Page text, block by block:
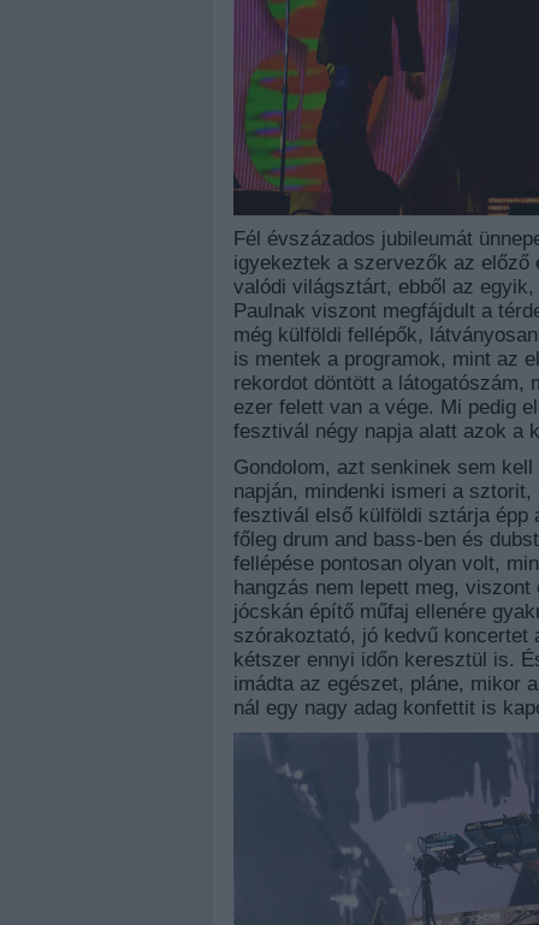
Fél évszázados jubileumát
igyekeztek a szervezők az előző
valódi világsztárt, ebből az
Paulnak viszont megfájdult a
még külföldi fellépők,
is mentek a programok, mint az
rekordot döntött a látogatószám,
ezer felett van a vége. Mi pedig
fesztivál négy napja alatt azok a
Gondolom, azt senkinek sem
napján, mindenki ismeri a
fesztivál első külföldi sztárja épp
főleg drum and bass-ben és
fellépése pontosan olyan volt,
hangzás nem lepett meg,
jócskán építő műfaj ellenére
szórakoztató, jó kedvű koncertet
kétszer ennyi időn keresztül is.
imádta az egészet, pláne, mikor
nál egy nagy adag konfettit is